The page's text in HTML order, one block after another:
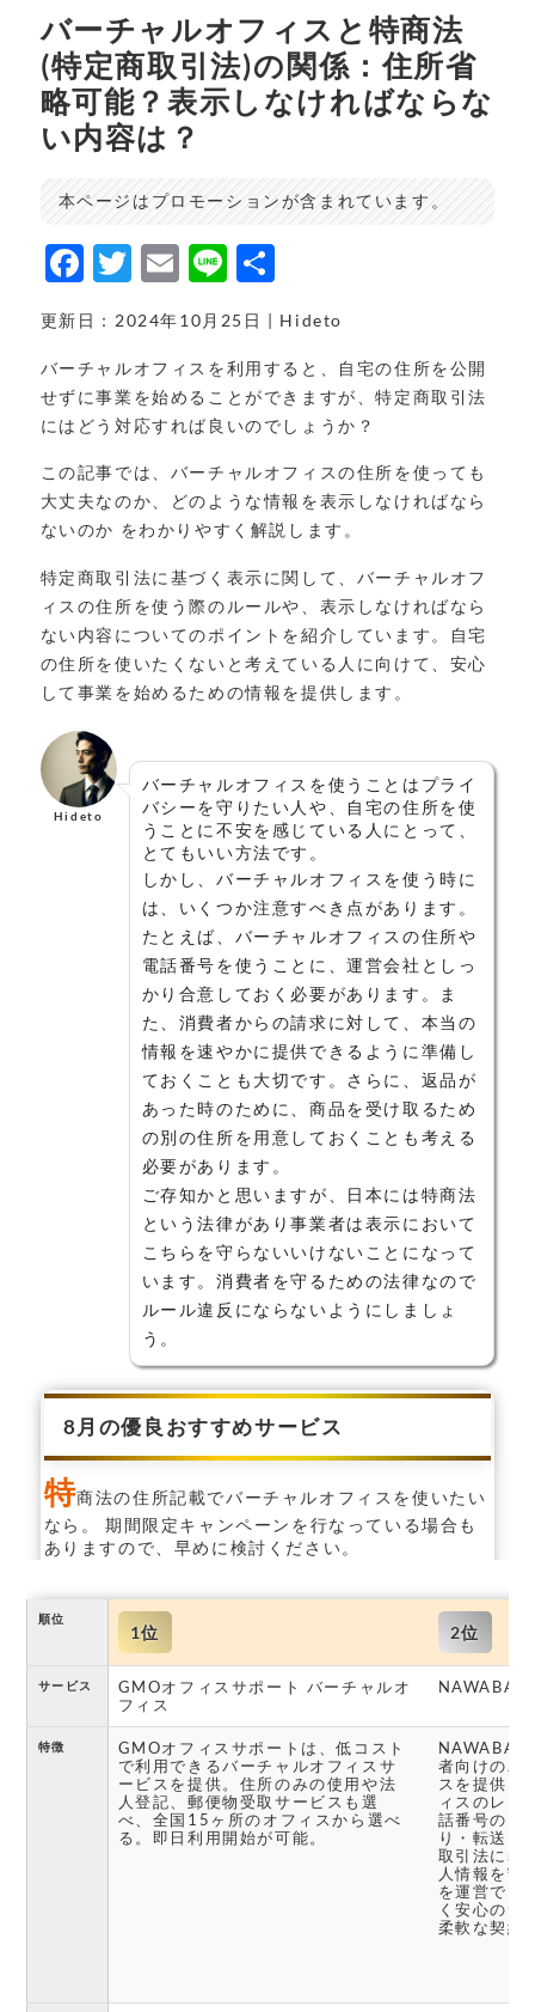
バーチャルオフィスと特商法
(特定商取引法)の関係：住所省
略可能？表示しなければならな
い内容は？
本ページはプロモーションが含まれています。
F
c
e
b
o
o
k
T
it
t
e
E
ai
l
Li
e
共
更新日：2024年10月25日 | Hideto
バーチャルオフィスを利用すると、自宅の住所を公開
せずに事業を始めることができますが、特定商取引法
にはどう対応すれば良いのでしょうか？
この記事では、バーチャルオフィスの住所を使っても
大丈夫なのか、どのような情報を表示しなければなら
ないのか をわかりやすく解説します。
特定商取引法に基づく表示に関して、バーチャルオフ
ィスの住所を使う際のルールや、表示しなければなら
ない内容についてのポイントを紹介しています。自宅
の住所を使いたくないと考えている人に向けて、安心
して事業を始めるための情報を提供します。
Hideto
バーチャルオフィスを使うことはプライ
バシーを守りたい人や、自宅の住所を使
うことに不安を感じている人にとって、
とてもいい方法です。
しかし、バーチャルオフィスを使う時に
は、いくつか注意すべき点があります。
たとえば、バーチャルオフィスの住所や
電話番号を使うことに、運営会社としっ
かり合意しておく必要があります。ま
た、消費者からの請求に対して、本当の
情報を速やかに提供できるように準備し
ておくことも大切です。さらに、返品が
あった時のために、商品を受け取るため
の別の住所を用意しておくことも考える
必要があります。
ご存知かと思いますが、日本には特商法
という法律があり事業者は表示において
こちらを守らないいけないことになって
います。消費者を守るための法律なので
ルール違反にならないようにしましょ
う。
8月の優良おすすめサービス
特商法の住所記載でバーチャルオフィスを使いたい
なら。 期間限定キャンペーンを行なっている場合も
ありますので、早めに検討ください。
順位
1位 2位
サービス
GMOオフィスサポート バーチャルオ
フィス
NAWABARI
特徴
GMOオフィスサポートは、低コスト
で利用できるバーチャルオフィスサ
ービスを提供。住所のみの使用や法
人登記、郵便物受取サービスも選
べ、全国15ヶ所のオフィスから選べ
る。即日利用開始が可能。
者向けのバ
スを提供し
ィスのレン
話番号のレ
り・転送を
取引法に基
人情報を守
を運営でき
く安心のサ
柔軟な契約